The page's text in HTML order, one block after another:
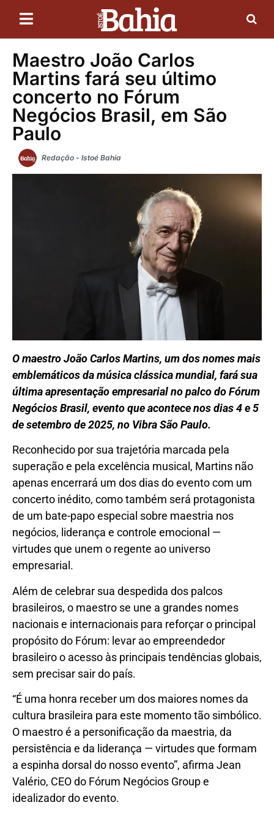
Maestro João Carlos
Martins fará seu último
concerto no Fórum
Negócios Brasil, em São
Paulo
Redação - Istoé Bahia
O maestro João Carlos Martins, um dos nomes mais
emblemáticos da música clássica mundial, fará sua
última apresentação empresarial no palco do Fórum
Negócios Brasil, evento que acontece nos dias 4 e 5
de setembro de 2025, no Vibra São Paulo.
Reconhecido por sua trajetória marcada pela
superação e pela excelência musical, Martins não
apenas encerrará um dos dias do evento com um
concerto inédito, como também será protagonista
de um bate-papo especial sobre maestria nos
negócios, liderança e controle emocional —
virtudes que unem o regente ao universo
empresarial.
Além de celebrar sua despedida dos palcos
brasileiros, o maestro se une a grandes nomes
nacionais e internacionais para reforçar o principal
propósito do Fórum: levar ao empreendedor
brasileiro o acesso às principais tendências globais,
sem precisar sair do país.
“É uma honra receber um dos maiores nomes da
cultura brasileira para este momento tão simbólico.
O maestro é a personificação da maestria, da
persistência e da liderança — virtudes que formam
a espinha dorsal do nosso evento”, afirma Jean
Valério, CEO do Fórum Negócios Group e
idealizador do evento.